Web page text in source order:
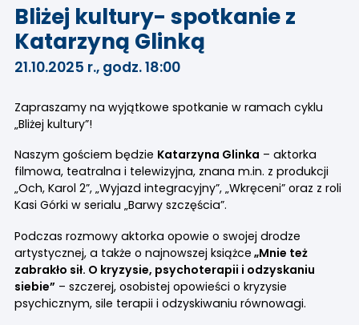
Bliżej kultury- spotkanie z
Katarzyną Glinką
21.10.2025 r., godz. 18:00
Zapraszamy na wyjątkowe spotkanie w ramach cyklu
„Bliżej kultury”!
Naszym gościem będzie Katarzyna Glinka – aktorka
filmowa, teatralna i telewizyjna, znana m.in. z produkcji
„Och, Karol 2”, „Wyjazd integracyjny”, „Wkręceni” oraz z roli
Kasi Górki w serialu „Barwy szczęścia”.
Podczas rozmowy aktorka opowie o swojej drodze
artystycznej, a także o najnowszej książce „Mnie też
zabrakło sił. O kryzysie, psychoterapii i odzyskaniu
siebie”– szczerej, osobistej opowieści o kryzysie
psychicznym, sile terapii i odzyskiwaniu równowagi.